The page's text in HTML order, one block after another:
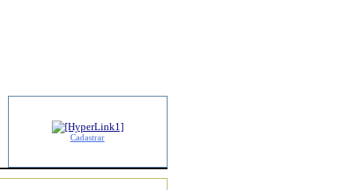
Cadastrar